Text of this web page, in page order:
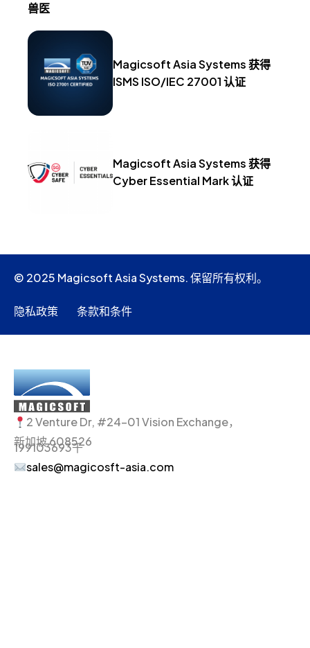
兽医
Magicsoft Asia Systems 获得
ISMS ISO/IEC 27001 认证
Magicsoft Asia Systems 获得
Cyber Essential Mark 认证
© 2025 Magicsoft Asia Systems. 保留所有权利。
隐私政策 条款和条件
2 Venture Dr, #24-01 Vision Exchange，
新加坡 608526
199103693千
sales@magicosft-asia.com